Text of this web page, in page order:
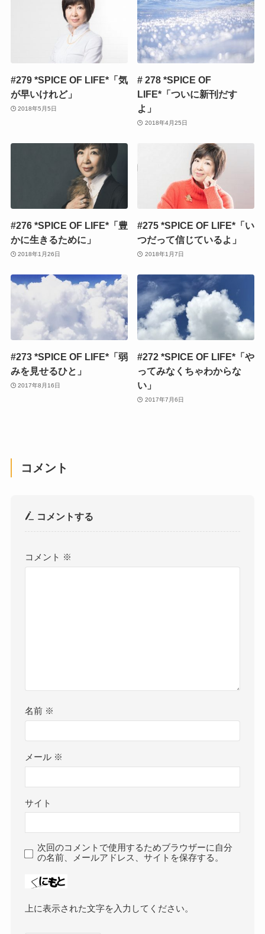
#279 *SPICE OF LIFE*「気
が早いけれど」
2018年5月5日
# 278 *SPICE OF
LIFE*「ついに新刊だす
よ」
2018年4月25日
#276 *SPICE OF LIFE*「豊
かに生きるために」
2018年1月26日
#275 *SPICE OF LIFE*「い
つだって信じているよ」
2018年1月7日
#273 *SPICE OF LIFE*「弱
みを見せるひと」
2017年8月16日
#272 *SPICE OF LIFE*「や
ってみなくちゃわからな
い」
2017年7月6日
コメント
コメントする
コメント ※
名前 ※
メール ※
サイト
次回のコメントで使用するためブラウザーに自分
の名前、メールアドレス、サイトを保存する。
上に表示された文字を入力してください。